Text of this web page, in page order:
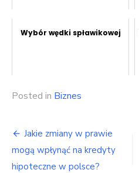
Wybór wędki spławikowej
Posted in Biznes
Nawigacja
wpisu
Jakie zmiany w prawie
mogą wpłynąć na kredyty
hipoteczne w polsce?